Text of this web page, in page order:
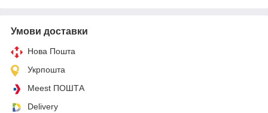
Умови доставки
Нова Пошта
Укрпошта
Meest ПОШТА
Delivery